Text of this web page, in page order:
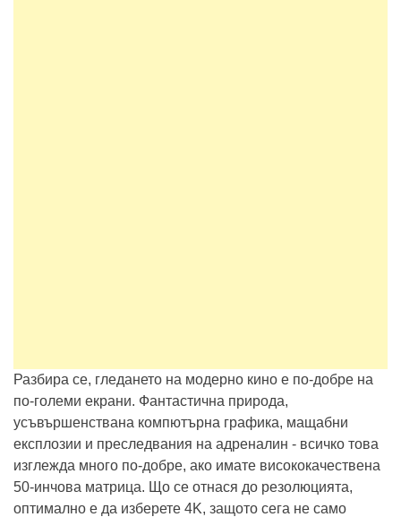
Разбира се, гледането на модерно кино е по-добре на
по-големи екрани. Фантастична природа,
усъвършенствана компютърна графика, мащабни
експлозии и преследвания на адреналин - всичко това
изглежда много по-добре, ако имате висококачествена
50-инчова матрица. Що се отнася до резолюцията,